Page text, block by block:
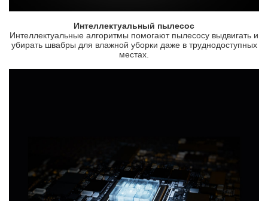
Интеллектуальный пылесос
Интеллектуальные алгоритмы помогают пылесосу выдвигать и
убирать швабры для влажной уборки даже в труднодоступных
местах.